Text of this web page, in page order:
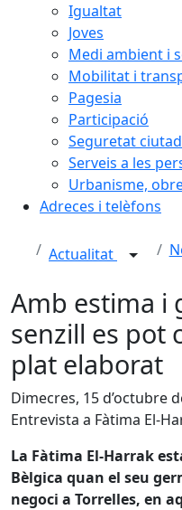
Igualtat
Joves
Medi ambient i
Mobilitat i
Pagesia
Participació
Seguretat
Serveis a les
Urbanisme,
Adreces i telèfons
Actualitat
Amb estima i
senzill es pot
plat elaborat
Dimecres, 15 d’octubre
Entrevista a Fàtima El-
La Fàtima El-Harrak
Bèlgica quan el seu
negoci a Torrelles, en